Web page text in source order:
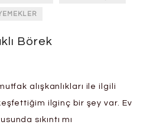
Börek
alışkanlıkları ile ilgili
ilginç bir şey var. Ev
sıkıntı mı